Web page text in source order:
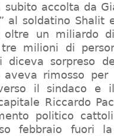
subito accolta da
al soldatino Shalit
oltre un miliardo
milioni di
diceva sorpreso
rimosso
il sindaco e
Riccardo
politico
febbraio fuori